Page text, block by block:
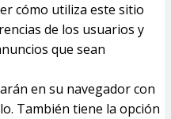
cómo utiliza este sitio
de los usuarios y
que sean
en su navegador con
También tiene la opción